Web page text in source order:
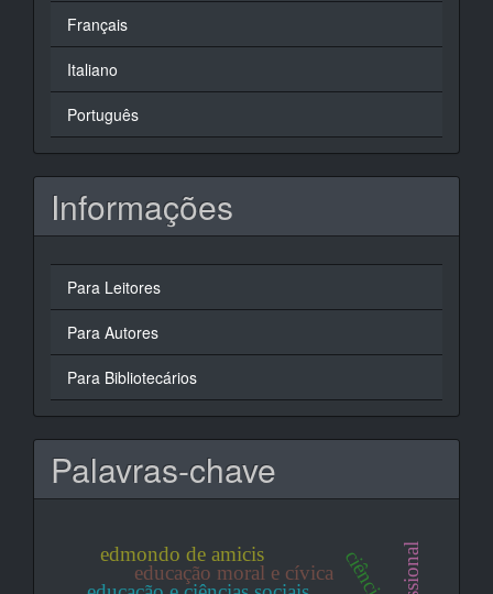
Français
Italiano
Português
Informações
Para Leitores
Para Autores
Para Bibliotecários
Palavras-chave
educação moral e cívica ciências
edmondo de amicis